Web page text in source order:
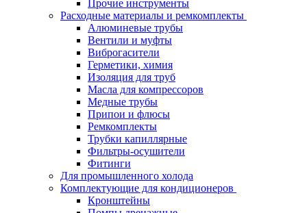
Прочие инструменты
Расходные материалы и ремкомплекты
Алюминевые трубы
Вентили и муфты
Виброгасители
Герметики, химия
Изоляция для труб
Масла для компрессоров
Медные трубы
Припои и флюсы
Ремкомплекты
Трубки капиллярные
Фильтры-осушители
Фитинги
Для промышленного холода
Комплектующие для кондиционеров
Кронштейны